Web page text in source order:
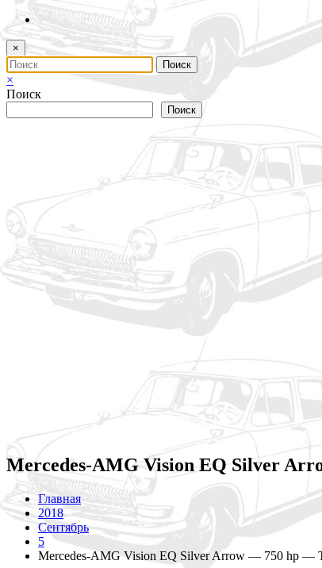
×
×
Поиск
Поиск
Mercedes-AMG Vision EQ Silver
Главная
2018
Сентябрь
5
Mercedes-AMG Vision EQ Silver Arrow — 750 hp —